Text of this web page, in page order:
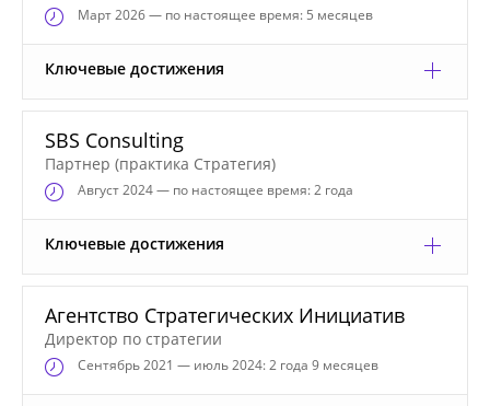
Март2026 — по настоящее время: 5 месяцев
Ключевые достижения
SBS Consulting
Партнер (практика Стратегия)
Август2024 — по настоящее время: 2 года
Ключевые достижения
Агентство Стратегических Инициатив
Директор по стратегии
Сентябрь2021 — июль 2024: 2 года 9 месяцев